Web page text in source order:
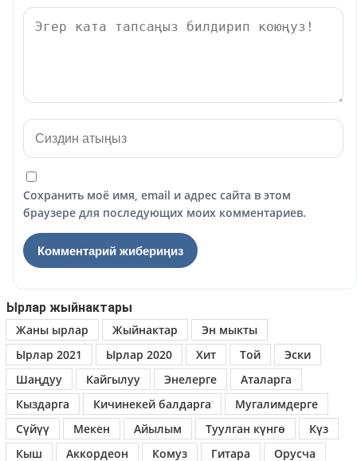
Сохранить моё имя, email и адрес сайта в этом
браузере для последующих моих комментариев.
Ырлар жыйнактары
Жаны ырлар
Жыйнактар
Эн мыкты
Ырлар 2021
Ырлар 2020 Хит Той
Эски
Шаңдуу
Кайгылуу Энелерге
Аталарга
Кыздарга
Кичинекей балдарга
Мугалимдерге
Сүйүү
Мекен Айылым Туулган күнгө
Күз
Кыш
Аккордеон Комуз Гитара Орусча